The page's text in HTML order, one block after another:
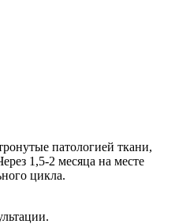
патологией ткани,
1,5-2 месяца на месте
цикла.